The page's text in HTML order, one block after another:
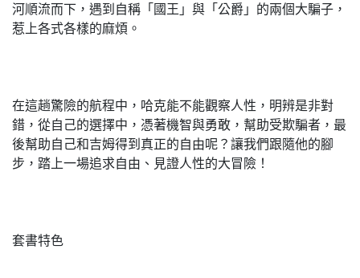
河順流而下，遇到自稱「國王」與「公爵」的兩個大騙子，
惹上各式各樣的麻煩。
在這趟驚險的航程中，哈克能不能觀察人性，明辨是非對
錯，從自己的選擇中，憑著機智與勇敢，幫助受欺騙者，最
後幫助自己和吉姆得到真正的自由呢？讓我們跟隨他的腳
步，踏上一場追求自由、見證人性的大冒險！
套書特色